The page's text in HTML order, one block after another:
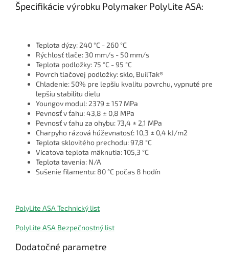
Špecifikácie výrobku Polymaker PolyLite ASA:
Teplota dýzy: 240 °C - 260 °C
Rýchlosť tlače: 30 mm/s - 50 mm/s
Teplota podložky: 75 °C - 95 °C
Povrch tlačovej podložky: sklo, BuilTak®
Chladenie: 50% pre lepšiu kvalitu povrchu, vypnuté pre
lepšiu stabilitu dielu
Youngov modul: 2379 ± 157 MPa
Pevnosť v ťahu: 43,8 ± 0,8 MPa
Pevnosť v ťahu za ohybu: 73,4 ± 2,1 MPa
Charpyho rázová húževnatosť: 10,3 ± 0,4 kJ/m2
Teplota sklovitého prechodu: 97,8 °C
Vicatova teplota mäknutia: 105,3 °C
Teplota tavenia: N/A
Sušenie filamentu: 80 °C počas 8 hodín
PolyLite ASA Technický list
PolyLite ASA Bezpečnostný list
Dodatočné parametre